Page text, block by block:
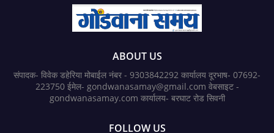
ABOUT US
संपादक- विवेक डहेरिया मोबाईल नंबर - 9303842292 कार्यालय दूरभाष- 07692-
223750 ईमेल- gondwanasamay@gmail.com वेबसाइट -
gondwanasamay.com कार्यालय- बरघाट रोड सिवनी
FOLLOW US